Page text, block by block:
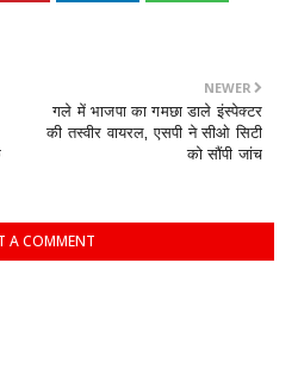
NEWER
गले में भाजपा का गमछा डाले इंस्पेक्टर
की तस्वीर वायरल, एसपी ने सीओ सिटी
को सौंपी जांच
A COMMENT